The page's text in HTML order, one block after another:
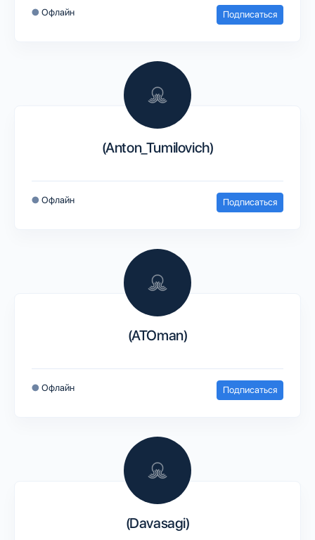
● Офлайн Подписаться
(Anton_Tumilovich)
● Офлайн Подписаться
(ATOman)
● Офлайн Подписаться
(Davasagi)